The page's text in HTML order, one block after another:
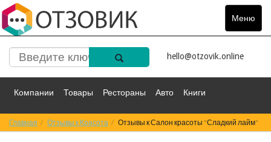
Меню
Toggle
hello@otzovik.online
Компании Товары Рестораны Авто Книги
Спорт Фильмы Деньги Путешествия
Главная Отзывы к Красота Отзывы к Салон красоты "Сладкий лайм"